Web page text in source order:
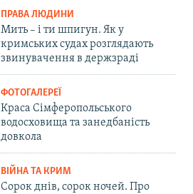
ПРАВА ЛЮДИНИ
Мить – і ти шпигун. Як у
кримських судах розглядають
звинувачення в держзраді
ФОТОГАЛЕРЕЇ
Краса Сімферопольського
водосховища та занедбаність
довкола
ВІЙНА ТА КРИМ
Сорок днів, сорок ночей. Про